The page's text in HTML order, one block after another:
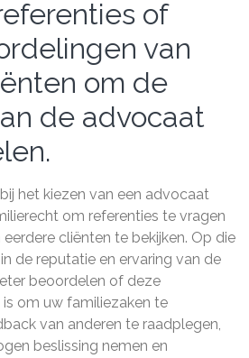
of
van
om de
de advocaat
het kiezen van een advocaat
om referenties te vragen
cliënten te bekijken. Op die
de reputatie en ervaring van de
beoordelen of deze
om uw familiezaken te
van anderen te raadplegen,
beslissing nemen en